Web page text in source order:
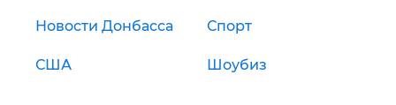
Новости Донбасса Спорт
США Шоубиз